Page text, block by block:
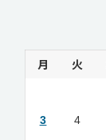
月 火
3 4